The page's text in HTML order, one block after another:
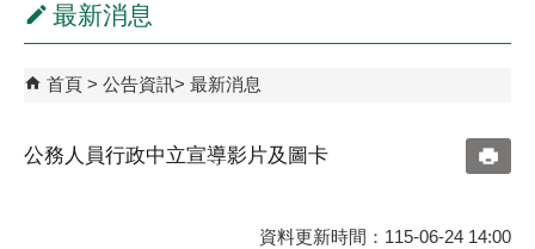
最新消息
首頁 公告資訊 最新消息
公務人員行政中立宣導影片及圖卡
資料更新時間：115-06-24 14:00